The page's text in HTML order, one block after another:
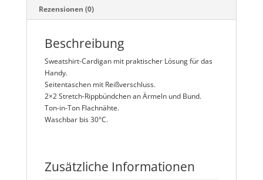
Rezensionen (0)
Beschreibung
Sweatshirt-Cardigan mit praktischer Lösung für das
Handy.
Seitentaschen mit Reißverschluss.
2×2 Stretch-Rippbündchen an Ärmeln und Bund.
Ton-in-Ton Flachnähte.
Waschbar bis 30°C.
Zusätzliche Informationen